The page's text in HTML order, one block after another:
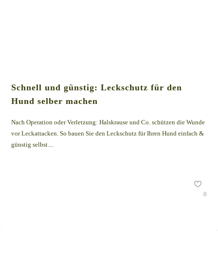
Schnell und günstig: Leckschutz für den
Hund selber machen
Nach Operation oder Verletzung: Halskrause und Co. schützen die Wunde
vor Leckattacken. So bauen Sie den Leckschutz für Ihren Hund einfach &
günstig selbst....
0